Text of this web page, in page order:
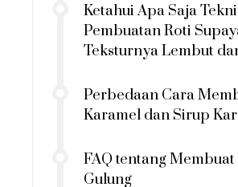
Ketahui Apa Saja
Pembuatan Roti
Teksturnya Lembut
Perbedaan Cara
Karamel dan Sirup
FAQ tentang
Gulung